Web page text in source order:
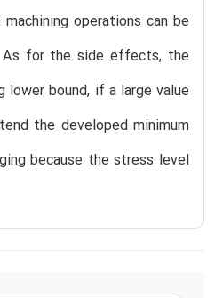
operations can be
As for the side effects, the
bound, if a large value
the developed minimum
because the stress level